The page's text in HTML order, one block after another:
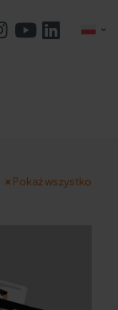
Pokaż wszystko